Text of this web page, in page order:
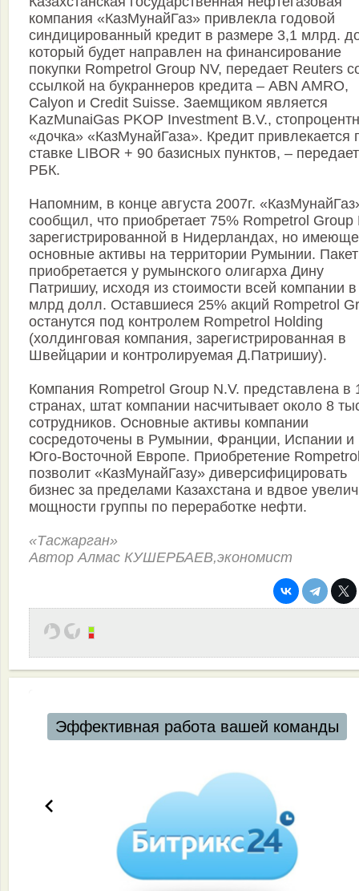
компания «КазМунайГаз» привлекла годовой
синдицированный кредит в размере 3,1 млрд.
который будет направлен на финансирование
покупки Rompetrol Group NV, передает Reuters
ссылкой на букраннеров кредита – ABN AMRO,
Calyon и Credit Suisse. Заемщиком является
KazMunaiGas PKOP Investment B.V.,
«дочка» «КазМунайГаза». Кредит привлекается
ставке LIBOR + 90 базисных пунктов, – передает
РБК.
Напомним, в конце августа 2007г.
сообщил, что приобретает 75% Rompetrol Group
зарегистрированной в Нидерландах, но
основные активы на территории Румынии. Пакет
приобретается у румынского олигарха Дину
Патришиу, исходя из стоимости всей компании
млрд долл. Оставшиеся 25% акций Rompetrol
останутся под контролем Rompetrol Holding
(холдинговая компания, зарегистрированная в
Швейцарии и контролируемая Д.Патришиу).
Компания Rompetrol Group N.V. представлена в
странах, штат компании насчитывает около 8
сотрудников. Основные активы компании
сосредоточены в Румынии, Франции, Испании и
Юго-Восточной Европе. Приобретение
позволит «КазМунайГазу» диверсифицировать
бизнес за пределами Казахстана и вдвое
мощности группы по переработке нефти.
«Тасжарган»
Автор Алмас КУШЕРБАЕВ,экономист
Эффективная работа вашей команды